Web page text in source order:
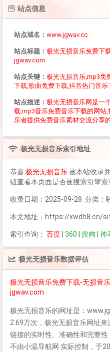
站点信息
站点域名： www.jgwav.cc
站点标题： 极光无损音乐免费下
jgwav.com
站点关键： 极光无损音乐,mp3免
下载,歌曲免费下载,抖音热门音乐
站点描述： 极光无损音乐网是一
载,mp3音乐免费音乐下载的网站
乐者提供免费音乐素材交流分享
极光无损音乐索引地址
恭喜极光无损音乐被本站收录
钮查看本页面是否被搜索引擎索
收录日期：2025-09-28 分类：
本文地址：https://xwdh8.cn/
索引查询： 百度 360 搜狗 神
极光无损音乐数据评估
极光无损音乐免费下载-无损音
jgwav.com
极光无损音乐的网址是：
2.69万次， 极光无损音乐网址来
链接的实时性、准确性和完整
不由小温导航网 实际控制，于